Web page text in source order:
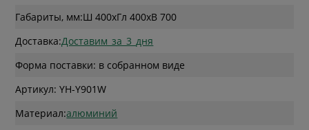
Габариты, мм:Ш 400xГл 400xВ 700
Доставка:Доставим_за_3_дня
Форма поставки: в собранном виде
Артикул: YH-Y901W
Материал:алюминий